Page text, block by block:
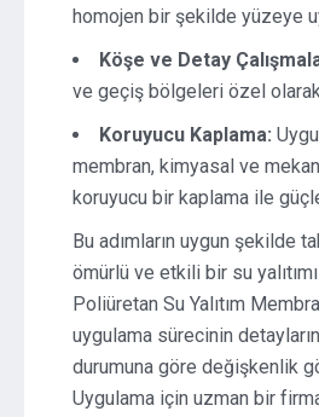
homojen bir şekilde yüzeye
Köşe ve Detay
ve geçiş bölgeleri özel
Koruyucu Kaplama:
membran, kimyasal ve
koruyucu bir kaplama ile
Bu adımların uygun şekilde
ömürlü ve etkili bir su
Poliüretan Su Yalıtım
uygulama sürecinin
durumuna göre değişkenlik
Uygulama için uzman bir